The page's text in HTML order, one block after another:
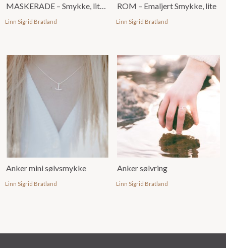
MASKERADE – Smykke, lite, u/ emalje
Linn Sigrid Bratland
ROM – Emaljert Smykke, lite
Linn Sigrid Bratland
Anker mini sølvsmykke
Linn Sigrid Bratland
Anker sølvring
Linn Sigrid Bratland